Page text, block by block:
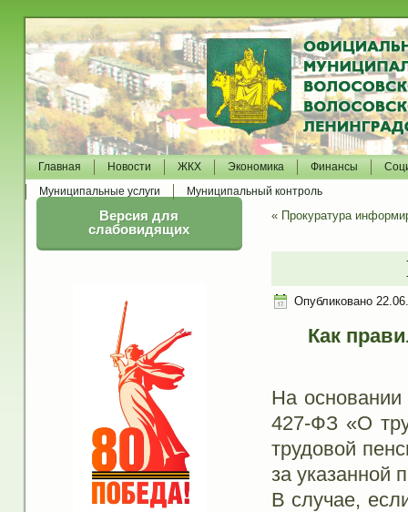
Главная Новости ЖКХ Экономика Финансы
Муниципальные услуги
Муниципальный контроль
Версия для
слабовидящих
« Прокуратура
Опубликовано
Как
На
427-ФЗ «О
трудовой
за указанной
В случае,